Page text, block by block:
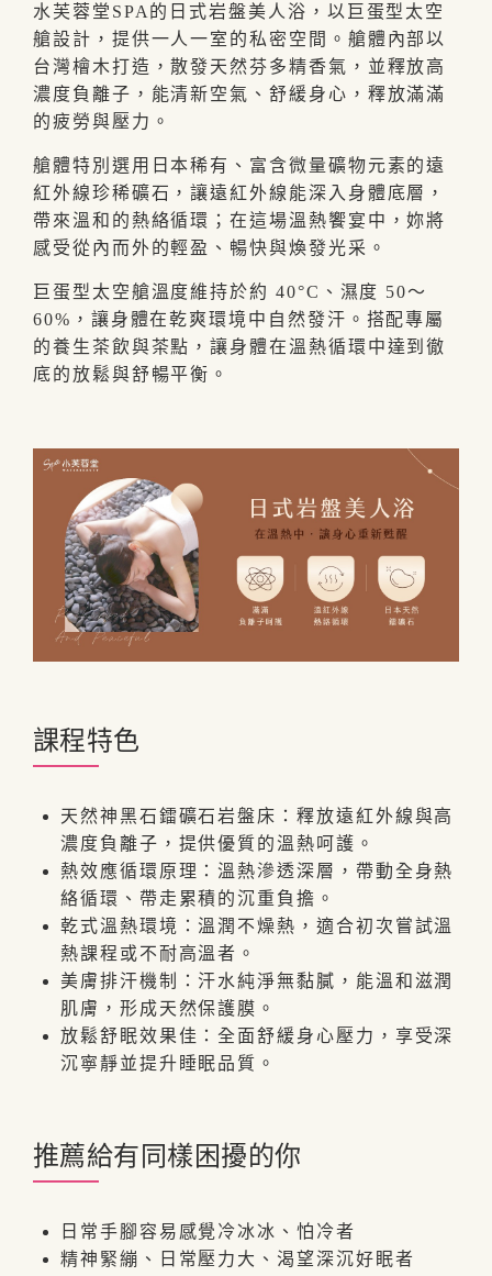
水芙蓉堂SPA的日式岩盤美人浴，以巨蛋型太空
艙設計，提供一人一室的私密空間。艙體內部以
台灣檜木打造，散發天然芬多精香氣，並釋放高
濃度負離子，能清新空氣、舒緩身心，釋放滿滿
的疲勞與壓力。
艙體特別選用日本稀有、富含微量礦物元素的遠
紅外線珍稀礦石，讓遠紅外線能深入身體底層，
帶來溫和的熱絡循環；在這場溫熱饗宴中，妳將
感受從內而外的輕盈、暢快與煥發光采。
巨蛋型太空艙溫度維持於約 40°C、濕度 50～
60%，讓身體在乾爽環境中自然發汗。搭配專屬
的養生茶飲與茶點，讓身體在溫熱循環中達到徹
底的放鬆與舒暢平衡。
課程特色
天然神黑石鐳礦石岩盤床：釋放遠紅外線與高
濃度負離子，提供優質的溫熱呵護。
熱效應循環原理：溫熱滲透深層，帶動全身熱
絡循環、帶走累積的沉重負擔。
乾式溫熱環境：溫潤不燥熱，適合初次嘗試溫
熱課程或不耐高溫者。
美膚排汗機制：汗水純淨無黏膩，能溫和滋潤
肌膚，形成天然保護膜。
放鬆舒眠效果佳：全面舒緩身心壓力，享受深
沉寧靜並提升睡眠品質。
推薦給有同樣困擾的你
日常手腳容易感覺冷冰冰、怕冷者
精神緊繃、日常壓力大、渴望深沉好眠者